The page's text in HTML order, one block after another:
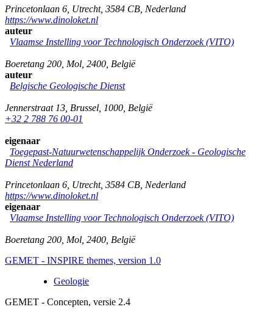
Princetonlaan 6 Utrecht, 3584 CB Nederland
https://www.dinoloket.nl
auteur
Vlaamse Instelling voor Technologisch Onderzoek (VITO)
Boeretang 200 Mol 2400 België
auteur
Belgische Geologische Dienst
Jennerstraat 13 Brussel 1000 België
+32 2 788 76 00-01
eigenaar
Toegepast-Natuurwetenschappelijk Onderzoek - Geologische
Dienst Nederland
Princetonlaan 6 Utrecht, 3584 CB Nederland
https://www.dinoloket.nl
eigenaar
Vlaamse Instelling voor Technologisch Onderzoek (VITO)
Boeretang 200 Mol 2400 België
GEMET - INSPIRE themes, version 1.0
Geologie
GEMET - Concepten, versie 2.4